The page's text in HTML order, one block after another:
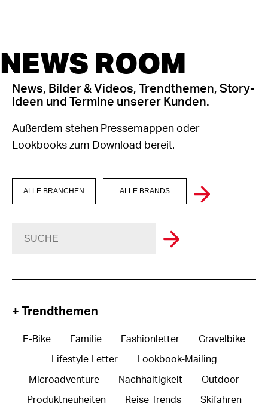
NEWS ROOM
News, Bilder & Videos, Trendthemen, Story-
Ideen und Termine unserer Kunden.
Außerdem stehen Pressemappen oder
Lookbooks zum Download bereit.
ALLE BRANCHEN ALLE BRANDS
+ Trendthemen
E-Bike Familie Fashionletter Gravelbike
Lifestyle Letter Lookbook-Mailing
Microadventure Nachhaltigkeit Outdoor
Produktneuheiten Reise Trends Skifahren